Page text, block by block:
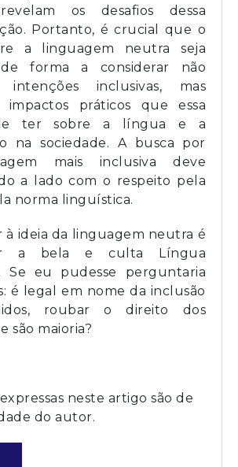
os desafios dessa
Portanto, é crucial que o
a linguagem neutra seja
forma a considerar não
intenções inclusivas, mas
impactos práticos que essa
ter sobre a língua e a
na sociedade. A busca por
mais inclusiva deve
a lado com o respeito pela
norma linguística.
à ideia da linguagem neutra é
a bela e culta Língua
Se eu pudesse perguntaria
é legal em nome da inclusão
roubar o direito dos
são maioria?
neste artigo são de
do autor.